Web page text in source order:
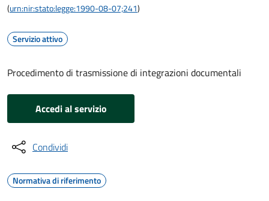
(urn:nir:stato:legge:1990-08-07;241)
Servizio attivo
Procedimento di trasmissione di integrazioni documentali
Accedi al servizio
Condividi
Normativa di riferimento